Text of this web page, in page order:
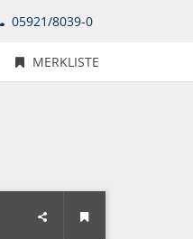
05921/8039-0
MERKLISTE